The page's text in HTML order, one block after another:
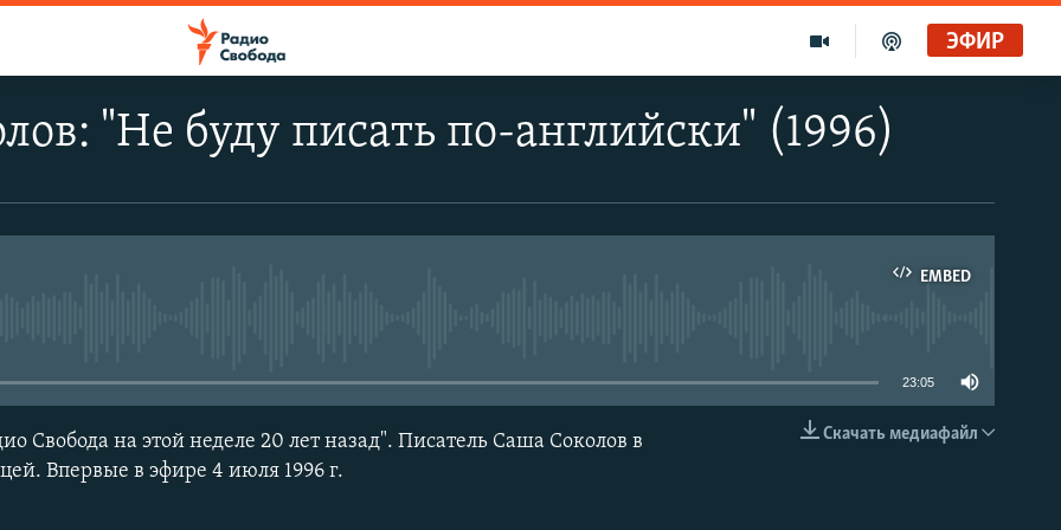
ЭФИР
"Не буду писать по-английски" (1996)
EMBED
EMBED
23:05
Скачать медиафайл
Свобода на этой неделе 20 лет назад". Писатель Саша Соколов в
Впервые в эфире 4 июля 1996 г.